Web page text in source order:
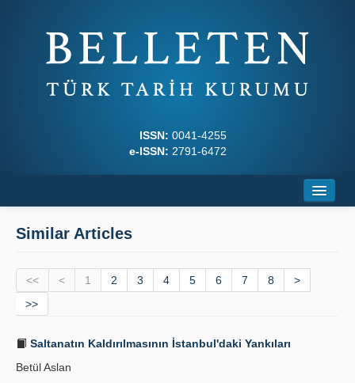
ISSN: 0041-4255
e-ISSN: 2791-6472
Journal Boards
Writing Rules
Principles
Publication Policies
Similar Articles
<< < 1 2 3 4 5 6 7 8
>
>>
Saltanatın Kaldırılmasının İstanbul'daki Yankıları
Betül Aslan